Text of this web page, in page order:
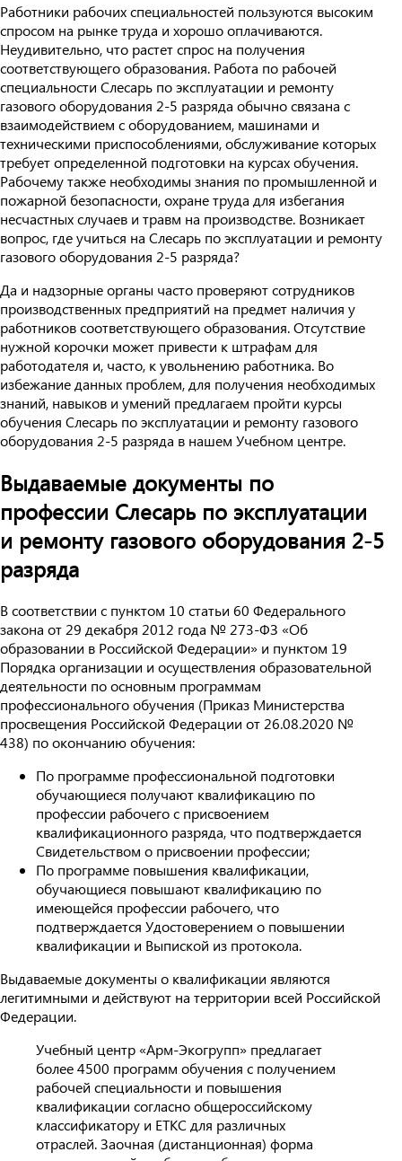
Работники рабочих специальностей пользуются высоким
спросом на рынке труда и хорошо оплачиваются.
Неудивительно, что растет спрос на получения
соответствующего образования. Работа по рабочей
специальности Слесарь по эксплуатации и ремонту
газового оборудования 2-5 разряда обычно связана с
взаимодействием с оборудованием, машинами и
техническими приспособлениями, обслуживание которых
требует определенной подготовки на курсах обучения.
Рабочему также необходимы знания по промышленной и
пожарной безопасности, охране труда для избегания
несчастных случаев и травм на производстве. Возникает
вопрос, где учиться на Слесарь по эксплуатации и ремонту
газового оборудования 2-5 разряда?
Да и надзорные органы часто проверяют сотрудников
производственных предприятий на предмет наличия у
работников соответствующего образования. Отсутствие
нужной корочки может привести к штрафам для
работодателя и, часто, к увольнению работника. Во
избежание данных проблем, для получения необходимых
знаний, навыков и умений предлагаем пройти курсы
обучения Слесарь по эксплуатации и ремонту газового
оборудования 2-5 разряда в нашем Учебном центре.
Выдаваемые документы по
профессии Слесарь по эксплуатации
и ремонту газового оборудования 2-5
разряда
В соответствии с пунктом 10 статьи 60 Федерального
закона от 29 декабря 2012 года № 273-ФЗ «Об
образовании в Российской Федерации» и пунктом 19
Порядка организации и осуществления образовательной
деятельности по основным программам
профессионального обучения (Приказ Министерства
просвещения Российской Федерации от 26.08.2020 №
438) по окончанию обучения:
По программе профессиональной подготовки
обучающиеся получают квалификацию по
профессии рабочего с присвоением
квалификационного разряда, что подтверждается
Свидетельством о присвоении профессии;
По программе повышения квалификации,
обучающиеся повышают квалификацию по
имеющейся профессии рабочего, что
подтверждается Удостоверением о повышении
квалификации и Выпиской из протокола.
Выдаваемые документы о квалификации являются
легитимными и действуют на территории всей Российской
Федерации.
Учебный центр «Арм-Экогрупп» предлагает
более 4500 программ обучения с получением
рабочей специальности и повышения
квалификации согласно общероссийскому
классификатору и ЕТКС для различных
отраслей. Заочная (дистанционная) форма